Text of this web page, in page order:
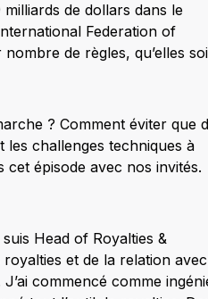
de dollars dans le
Federation of
de règles, qu’elles
? Comment éviter que
les challenges techniques à
épisode avec nos invités.
Head of Royalties &
et de la relation avec
commencé comme